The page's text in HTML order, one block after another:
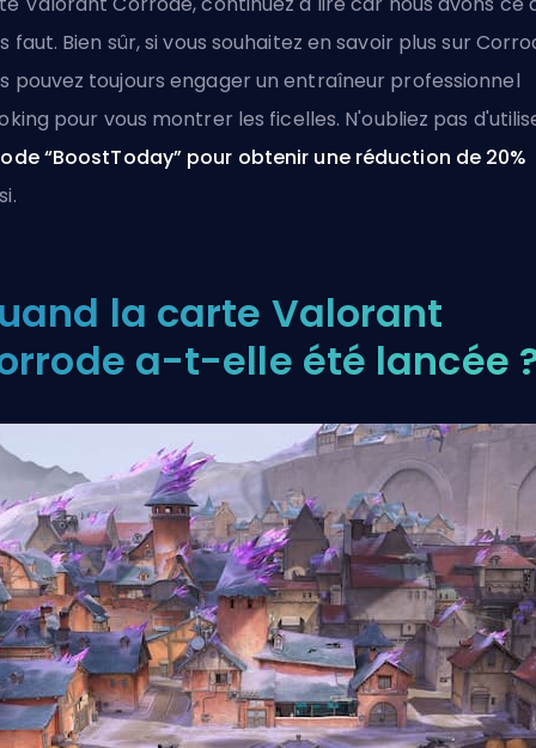
faut. Bien sûr, si vous souhaitez en savoir plus sur
pouvez toujours engager unentraîneur professionnel
pour vous montrer les ficelles. N'oubliez pas
“BoostToday” pour obtenir une réduction de 20%
la carte Valorant
a-t-elle été lancée